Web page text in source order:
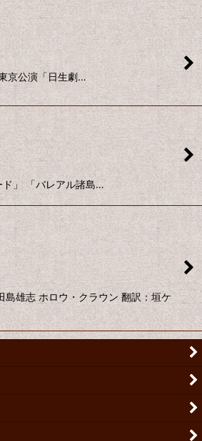
公演「日生劇…
」 「バレアル諸島…
雄志 ホロウ・クラウン 翻訳：垣ケ